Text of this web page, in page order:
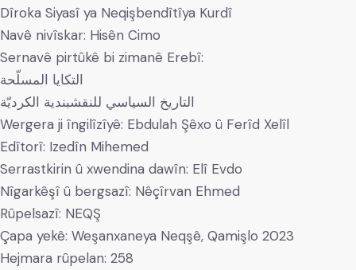
Dîroka Siyasî ya Neqişbendîtîya Kurdî
Navê nivîskar: Hisên Cimo
Sernavê pirtûkê bi zimanê Erebî:
التكايا المسلّحة
التاريخ السياسي للنقشبندية الكرديّة
Wergera ji îngilîzîyê: Ebdulah Şêxo û Ferîd Xelîl
Edîtorî: Izedîn Mihemed
Serrastkirin û xwendina dawîn: Elî Evdo
Nîgarkêşî û bergsazî: Nêçîrvan Ehmed
Rûpelsazî: NEQŞ
Çapa yekê: Weşanxaneya Neqşê, Qamişlo 2023
Hejmara rûpelan: 258